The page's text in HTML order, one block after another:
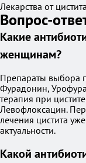
Лекарства от
Вопрос-
Какие
женщинам?
Препараты выбора
Фурадонин,
терапия при
Левофлоксацин.
лечения цистита
актуальности.
Какой